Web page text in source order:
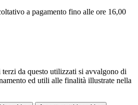
a pagamento fino alle ore 16,00
da questo utilizzati si avvalgono di
ed utili alle finalità illustrate nella